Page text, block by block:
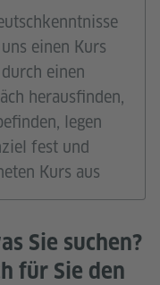
einen Kurs
einen
herausfinden,
legen
fest und
Kurs aus
Sie suchen?
für Sie den